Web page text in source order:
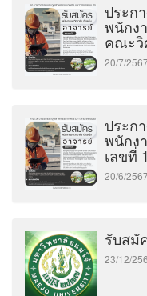
ประก
พนักง
คณะวิ
20/7/
ประก
พนักง
เลขที่
20/6/
รับสมั
23/12/